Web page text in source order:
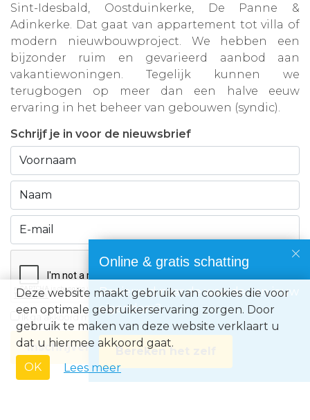
Online & gratis schatting
Benieuwd naar de waarde van jouw
eigendom?
Bereken het zelf
Sint-Idesbald, Oostduinkerke, De Panne &
Adinkerke. Dat gaat van appartement tot villa of
modern nieuwbouwproject. We hebben een
bijzonder ruim en gevarieerd aanbod aan
vakantiewoningen. Tegelijk kunnen we
terugbogen op meer dan een halve eeuw
ervaring in het beheer van gebouwen (syndic).
Schrijf je in voor de nieuwsbrief
Ik ga akkoord met de privacyvoorwaarden
Inschrijven
Deze website maakt gebruik van cookies die voor
een optimale gebruikerservaring zorgen. Door
gebruik te maken van deze website verklaart u
dat u hiermee akkoord gaat.
OK
Lees meer